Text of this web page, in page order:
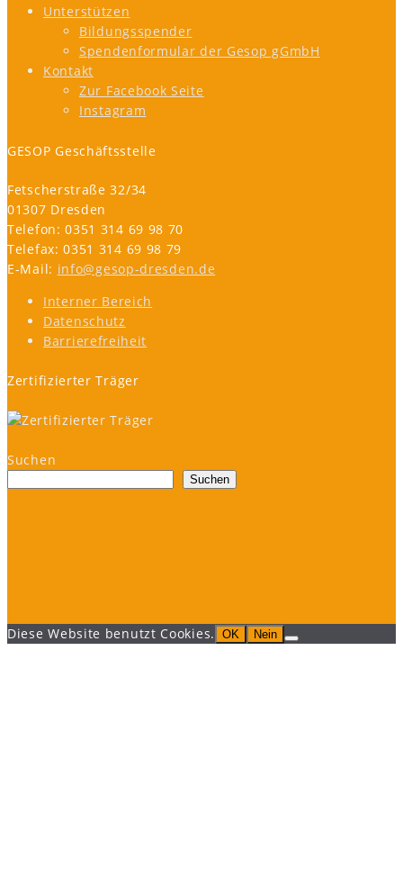
Unterstützen
Bildungsspender
Spendenformular der Gesop gGmbH
Kontakt
Zur Facebook Seite
Instagram
GESOP Geschäftsstelle
Fetscherstraße 32/34
01307 Dresden
Telefon: 0351 314 69 98 70
Telefax: 0351 314 69 98 79
E-Mail: info@gesop-dresden.de
Interner Bereich
Datenschutz
Barrierefreiheit
Zertifizierter Träger
Suchen
Suchen
Diese Website benutzt Cookies. OK Nein